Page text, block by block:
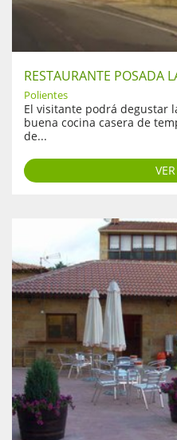
RESTAURANTE POSADA
Polientes
El visitante podrá degustar
buena cocina casera de
de...